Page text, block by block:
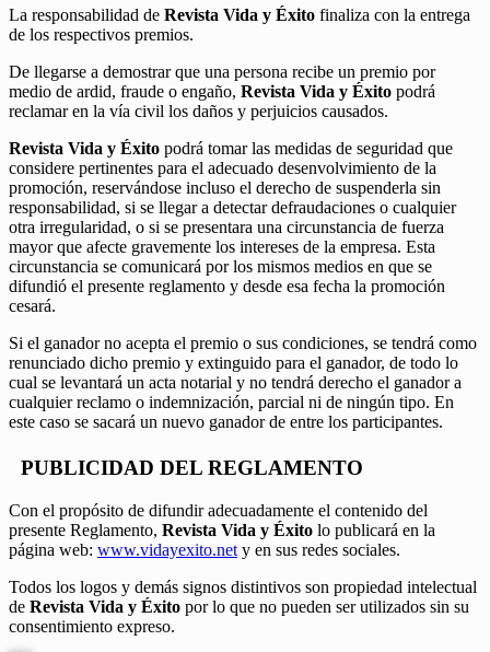
La responsabilidad de Revista Vida y Éxito finaliza con la entrega
de los respectivos premios.
De llegarse a demostrar que una persona recibe un premio por
medio de ardid, fraude o engaño, Revista Vida y Éxito podrá
reclamar en la vía civil los daños y perjuicios causados.
Revista Vida y Éxito podrá tomar las medidas de seguridad que
considere pertinentes para el adecuado desenvolvimiento de la
promoción, reservándose incluso el derecho de suspenderla sin
responsabilidad, si se llegar a detectar defraudaciones o cualquier
otra irregularidad, o si se presentara una circunstancia de fuerza
mayor que afecte gravemente los intereses de la empresa. Esta
circunstancia se comunicará por los mismos medios en que se
difundió el presente reglamento y desde esa fecha la promoción
cesará.
Si el ganador no acepta el premio o sus condiciones, se tendrá como
renunciado dicho premio y extinguido para el ganador, de todo lo
cual se levantará un acta notarial y no tendrá derecho el ganador a
cualquier reclamo o indemnización, parcial ni de ningún tipo. En
este caso se sacará un nuevo ganador de entre los participantes.
PUBLICIDAD DEL REGLAMENTO
Con el propósito de difundir adecuadamente el contenido del
presente Reglamento, Revista Vida y Éxito lo publicará en la
página web: www.vidayexito.net y en sus redes sociales.
Todos los logos y demás signos distintivos son propiedad intelectual
de Revista Vida y Éxito por lo que no pueden ser utilizados sin su
consentimiento expreso.